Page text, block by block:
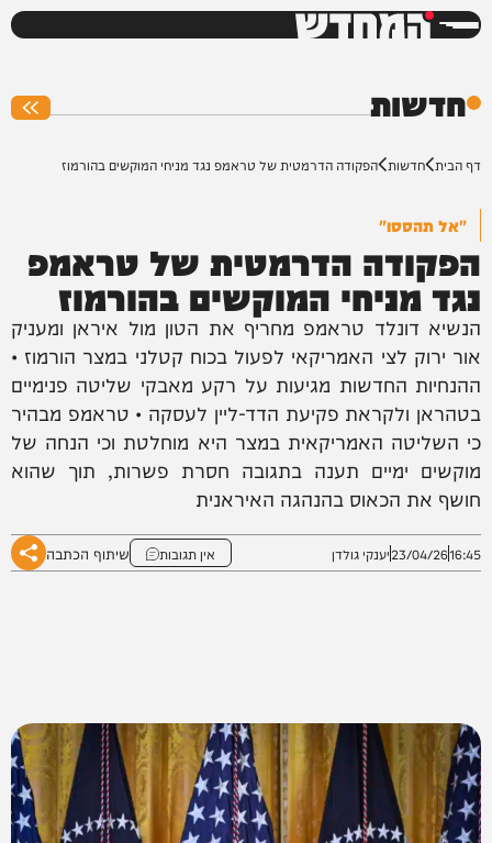
המחדש
חדשות
דף הבית חדשות הפקודה הדרמטית של טראמפ נגד מניחי המוקשים בהורמוז
"אל תהססו"
הפקודה הדרמטית של טראמפ
נגד מניחי המוקשים בהורמוז
הנשיא דונלד טראמפ מחריף את הטון מול איראן ומעניק
אור ירוק לצי האמריקאי לפעול בכוח קטלני במצר הורמוז •
ההנחיות החדשות מגיעות על רקע מאבקי שליטה פנימיים
בטהראן ולקראת פקיעת הדד-ליין לעסקה • טראמפ מבהיר
כי השליטה האמריקאית במצר היא מוחלטת וכי הנחה של
מוקשים ימיים תענה בתגובה חסרת פשרות, תוך שהוא
חושף את הכאוס בהנהגה האיראנית
16:45
23/04/26יענקי גולדן אין תגובות שיתוף הכתבה